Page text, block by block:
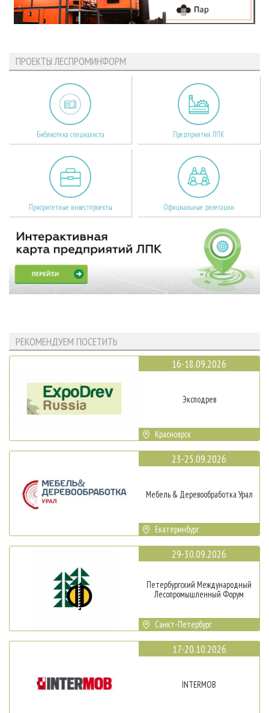
ПРОЕКТЫ ЛЕСПРОМИНФОРМ
Библиотека специалиста Предприятия ЛПК
Приоритетные инвестпроекты Официальные делегации
РЕКОМЕНДУЕМ ПОСЕТИТЬ
16-18.09.2026
Эксподрев
Красноярск
23-25.09.2026
Мебель & Деревообработка Урал
Екатеринбург
29-30.09.2026
Петербургский Международный
Лесопромышленный Форум
Санкт-Петербург
17-20.10.2026
INTERMOB